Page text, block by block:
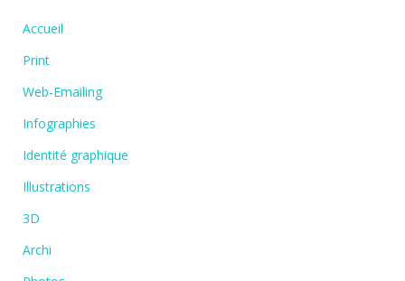
Accueil
Print
Web-Emailing
Infographies
Identité graphique
Illustrations
3D
Archi